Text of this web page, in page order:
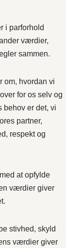
i parforhold
værdier,
sammen.
om, hvordan vi
for os selv og
behov er det, vi
partner,
respekt og
at opfylde
værdier giver
stivhed, skyld
værdier giver